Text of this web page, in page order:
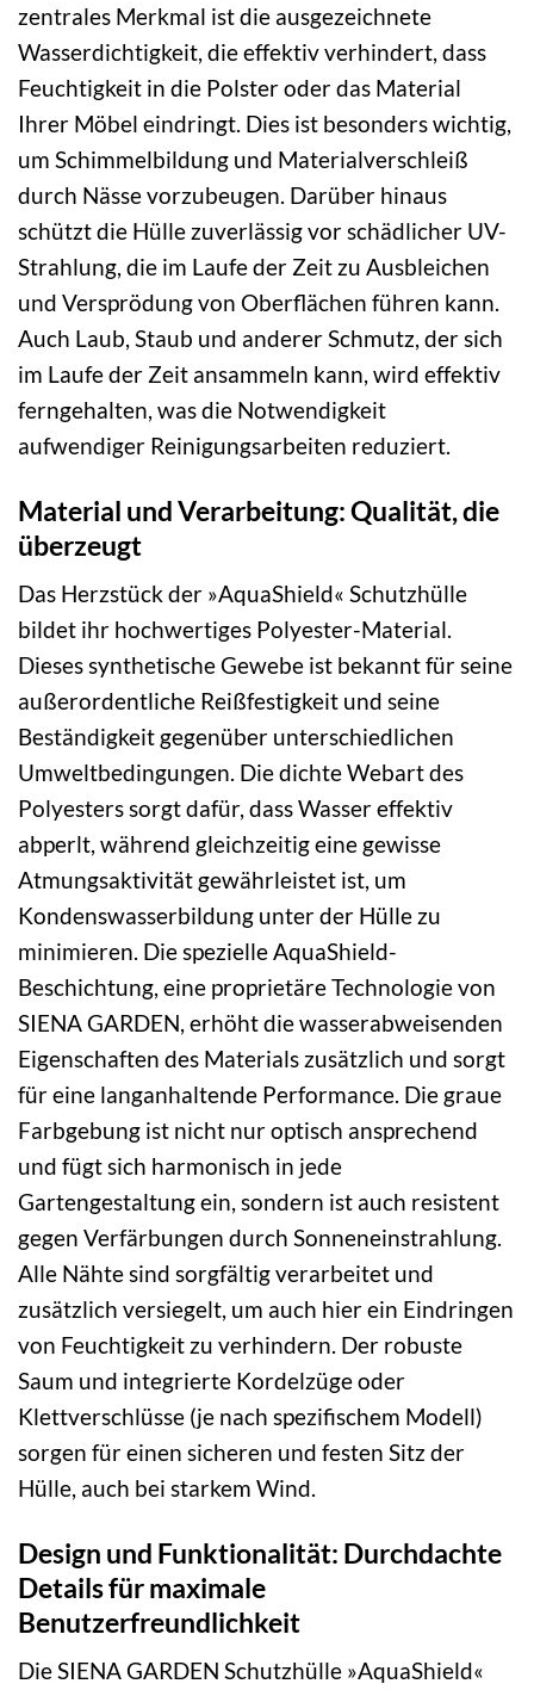
zentrales Merkmal ist die ausgezeichnete
Wasserdichtigkeit, die effektiv verhindert, dass
Feuchtigkeit in die Polster oder das Material
Ihrer Möbel eindringt. Dies ist besonders wichtig,
um Schimmelbildung und Materialverschleiß
durch Nässe vorzubeugen. Darüber hinaus
schützt die Hülle zuverlässig vor schädlicher UV-
Strahlung, die im Laufe der Zeit zu Ausbleichen
und Versprödung von Oberflächen führen kann.
Auch Laub, Staub und anderer Schmutz, der sich
im Laufe der Zeit ansammeln kann, wird effektiv
ferngehalten, was die Notwendigkeit
aufwendiger Reinigungsarbeiten reduziert.
Material und Verarbeitung: Qualität, die
überzeugt
Das Herzstück der »AquaShield« Schutzhülle
bildet ihr hochwertiges Polyester-Material.
Dieses synthetische Gewebe ist bekannt für seine
außerordentliche Reißfestigkeit und seine
Beständigkeit gegenüber unterschiedlichen
Umweltbedingungen. Die dichte Webart des
Polyesters sorgt dafür, dass Wasser effektiv
abperlt, während gleichzeitig eine gewisse
Atmungsaktivität gewährleistet ist, um
Kondenswasserbildung unter der Hülle zu
minimieren. Die spezielle AquaShield-
Beschichtung, eine proprietäre Technologie von
SIENA GARDEN, erhöht die wasserabweisenden
Eigenschaften des Materials zusätzlich und sorgt
für eine langanhaltende Performance. Die graue
Farbgebung ist nicht nur optisch ansprechend
und fügt sich harmonisch in jede
Gartengestaltung ein, sondern ist auch resistent
gegen Verfärbungen durch Sonneneinstrahlung.
Alle Nähte sind sorgfältig verarbeitet und
zusätzlich versiegelt, um auch hier ein Eindringen
von Feuchtigkeit zu verhindern. Der robuste
Saum und integrierte Kordelzüge oder
Klettverschlüsse (je nach spezifischem Modell)
sorgen für einen sicheren und festen Sitz der
Hülle, auch bei starkem Wind.
Design und Funktionalität: Durchdachte
Details für maximale
Benutzerfreundlichkeit
Die SIENA GARDEN Schutzhülle »AquaShield«